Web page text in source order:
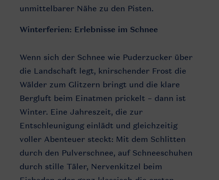
unmittelbarer Nähe zu den Pisten.
Winterferien: Erlebnisse im Schnee
Wenn sich der Schnee wie Puderzucker über
die Landschaft legt, knirschender Frost die
Wälder zum Glitzern bringt und die klare
Bergluft beim Einatmen prickelt – dann ist
Winter. Eine Jahreszeit, die zur
Entschleunigung einlädt und gleichzeitig
voller Abenteuer steckt: Mit dem Schlitten
durch den Pulverschnee, auf Schneeschuhen
durch stille Täler, Nervenkitzel beim